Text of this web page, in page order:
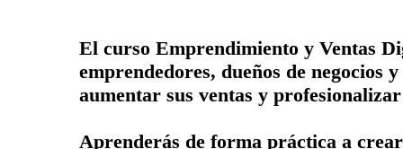
El curso Emprendimiento y Ventas
emprendedores, dueños de negocios
aumentar sus ventas y
Aprenderás de forma práctica a